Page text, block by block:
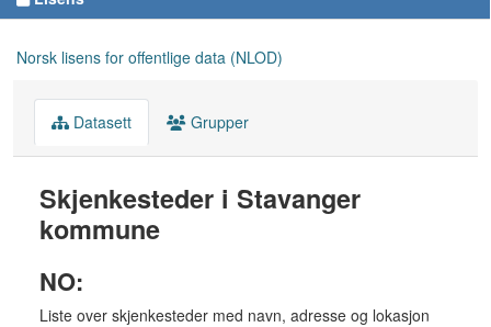
Norsk lisens for offentlige data (NLOD)
Datasett Grupper
Skjenkesteder i Stavanger
kommune
NO:
Liste over skjenkesteder med navn, adresse og lokasjon